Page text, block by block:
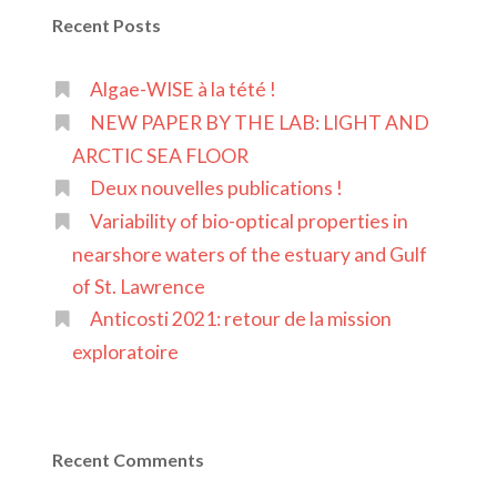
Recent Posts
Algae-WISE à la tété !
NEW PAPER BY THE LAB: LIGHT AND
ARCTIC SEA FLOOR
Deux nouvelles publications !
Variability of bio-optical properties in
nearshore waters of the estuary and Gulf
of St. Lawrence
Anticosti 2021: retour de la mission
exploratoire
Recent Comments